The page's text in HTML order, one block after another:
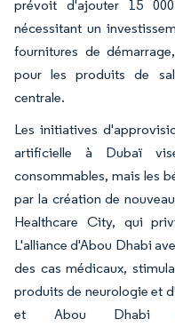
prévoit d'ajouter 15
nécessitant un
fournitures de
pour les produits de
centrale.
Les initiatives
artificielle à Dubaï
consommables, mais les
par la création de
Healthcare City, qui
L'alliance d'Abou Dhabi
des cas médicaux,
produits de neurologie et
et Abou Dhabi